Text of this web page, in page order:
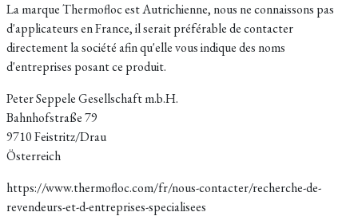
La marque Thermofloc est Autrichienne, nous ne connaissons pas
d'applicateurs en France, il serait préférable de contacter
directement la société afin qu'elle vous indique des noms
d'entreprises posant ce produit.
Peter Seppele Gesellschaft m.b.H.
Bahnhofstraße 79
9710 Feistritz/Drau
Österreich
https://www.thermofloc.com/fr/nous-contacter/recherche-de-
revendeurs-et-d-entreprises-specialisees